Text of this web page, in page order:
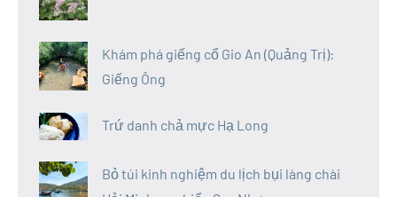
Khám phá giếng cổ Gio An (Quảng Trị):
Giếng Ông
Trứ danh chả mực Hạ Long
Bỏ túi kinh nghiệm du lịch bụi làng chài